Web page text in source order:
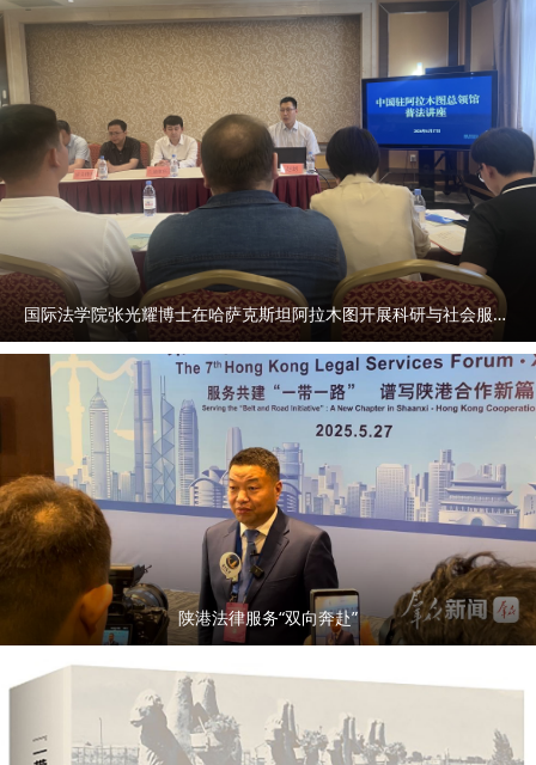
国际法学院张光耀博士在哈萨克斯坦阿拉木图开展科研与社会服务活动
陕港法律服务“双向奔赴”